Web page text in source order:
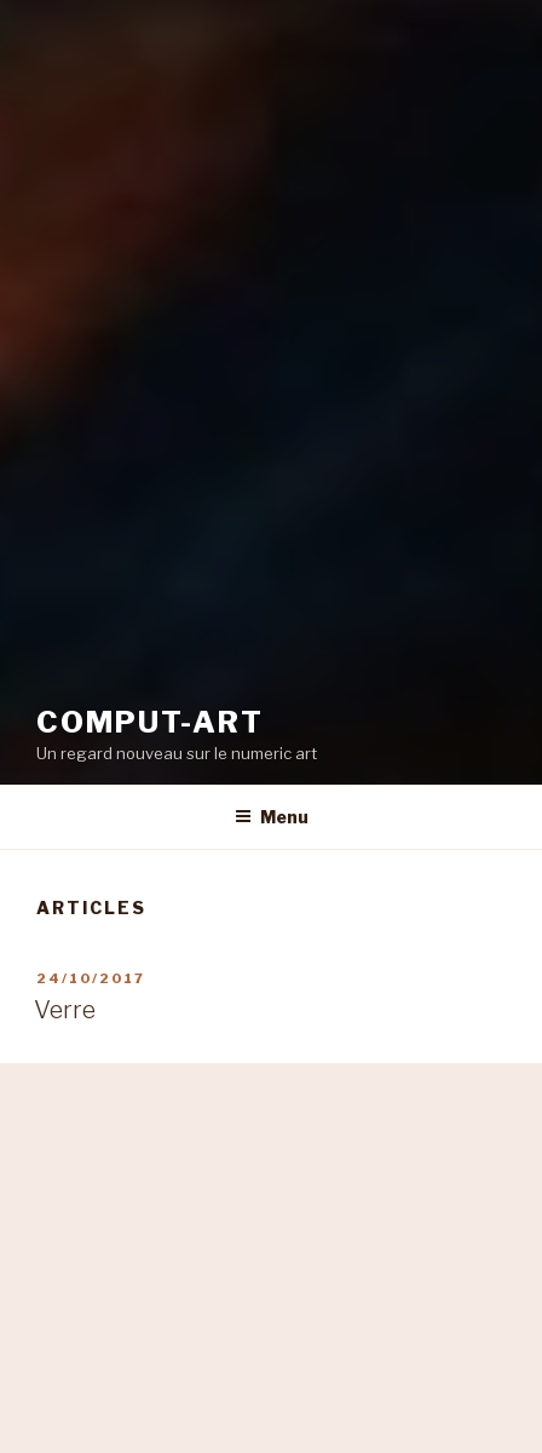
COMPUT-ART
Un regard nouveau sur le numeric art
Menu
ARTICLES
PUBLIÉ
LE
24/10/2017
Verre